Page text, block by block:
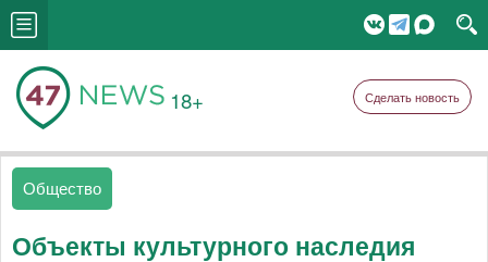
18+ Сделать новость
Общество
Объекты культурного наследия